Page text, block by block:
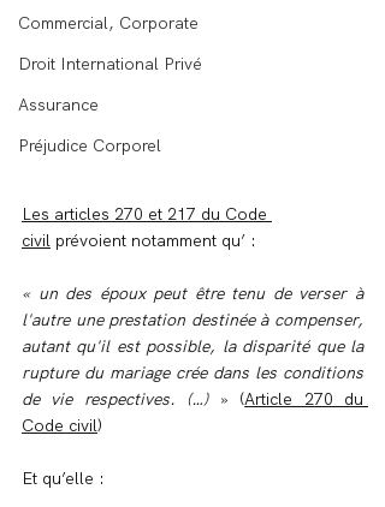
Commercial, Corporate
Droit International Privé
Assurance
Préjudice Corporel
Les articles 270 et 217 du Code
civil prévoient notamment qu’ :
« un des époux peut être tenu de verser à
l'autre une prestation destinée à compenser,
autant qu'il est possible, la disparité que la
rupture du mariage crée dans les conditions
de vie respectives. (…) » (Article 270 du
Code civil)
Et qu’elle :